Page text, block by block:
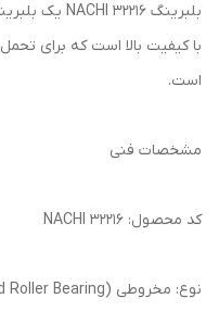
با کیفیت بالا است که برای
است.
مشخصات فنی
کد محصول: 32216 NACHI
نوع: مخروطی (Tapered Roller Bearing)